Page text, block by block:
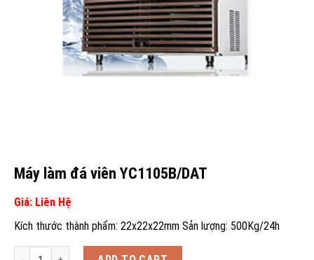
Máy làm đá viên YC1105B/DAT
Giá: Liên Hệ
Kích thước thành phẩm: 22x22x22mm Sản lượng: 500Kg/24h
Máy làm đá viên YC1105B/DAT quantity